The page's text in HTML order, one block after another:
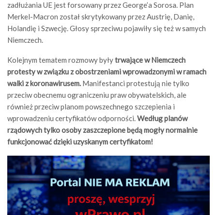
zadłużania UE jest forsowany przez George’a Sorosa. Plan
Merkel-Macron został skrytykowany przez Austrię, Danię,
Holandię i Szwecję. Głosy sprzeciwu pojawiły się też w samych
Niemczech.
Kolejnym tematem rozmowy byłytrwające w Niemczech
protesty w związku z obostrzeniami wprowadzonymi w ramach
walki z koronawirusem. Manifestanci protestują nie tylko
przeciw obecnemu ograniczeniu praw obywatelskich, ale
również przeciw planom powszechnego szczepienia i
wprowadzeniu certyfikatów odporności.Według planów
rządowych tylko osoby zaszczepione będą mogły normalnie
funkcjonować dzięki uzyskanym certyfikatom!